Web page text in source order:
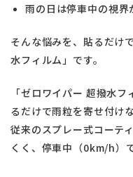
雨の日は停車中の視界
そんな悩みを、貼るだけ
水フィルム」です。
「ゼロワイパー 超撥水
るだけで雨粒を寄せ付け
従来のスプレー式コーテ
くく、停車中（0km/h）